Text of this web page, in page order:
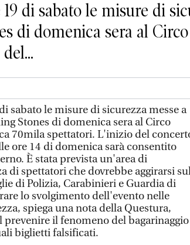
di sabato le misure di
di domenica sera al
sabato le misure di sicurezza messe a
Stones di domenica sera al Circo
70mila spettatori. L'inizio del
ore 14 di domenica sarà consentito
È stata prevista un'area di
di spettatori che dovrebbe aggirarsi
di Polizia, Carabinieri e Guardia di
lo svolgimento dell'evento nelle
spiega una nota della Questura,
il fenomeno del bagarinaggio
biglietti falsificati.